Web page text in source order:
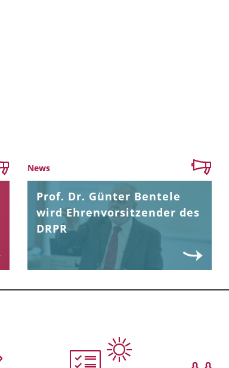
News
Prof. Dr. Günter Bentele
wird Ehrenvorsitzender des
DRPR